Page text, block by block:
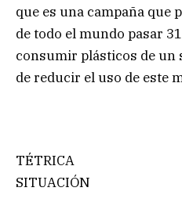
que es una campaña que
de todo el mundo pasar
consumir plásticos de un
de reducir el uso de este
TÉTRICA
SITUACIÓN